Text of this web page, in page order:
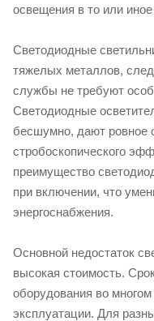
освещения в то или
Светодиодные
тяжелых металлов,
службы не требуют
Светодиодные
бесшумно, дают ровное
стробоскопического
преимущество
при включении, что
энергоснабжения.
Основной недостаток
высокая стоимость.
оборудования во многом
эксплуатации. Для